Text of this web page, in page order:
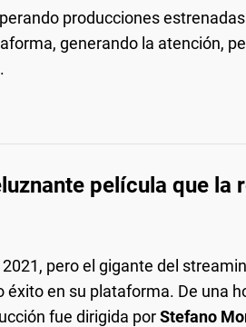
producciones estrenadas
generando la atención,
película que la
pero el gigante del
en su plataforma. De una
fue dirigida porStefano